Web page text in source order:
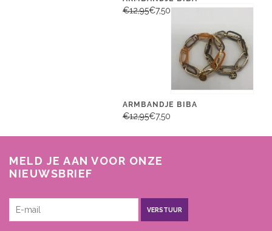
€12,95€7,50
ARMBANDJE BIBA
€12,95€7,50
MELD JE AAN VOOR ONZE
NIEUWSBRIEF
VERSTUUR